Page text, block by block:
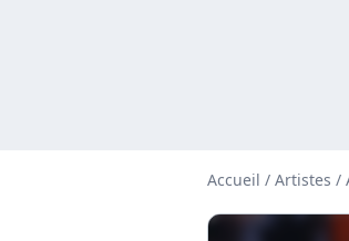
Accueil / Artistes /